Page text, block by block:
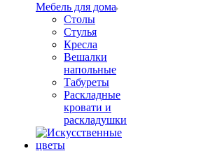
Мебель для дома
Столы
Стулья
Кресла
Вешалки
напольные
Табуреты
Раскладные
кровати и
раскладушки